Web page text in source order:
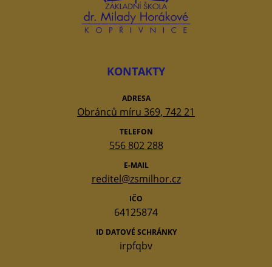
KONTAKTY
ADRESA
Obránců míru 369, 742 21
TELEFON
556 802 288
E-MAIL
reditel@zsmilhor.cz
IČO
64125874
ID DATOVÉ SCHRÁNKY
irpfqbv